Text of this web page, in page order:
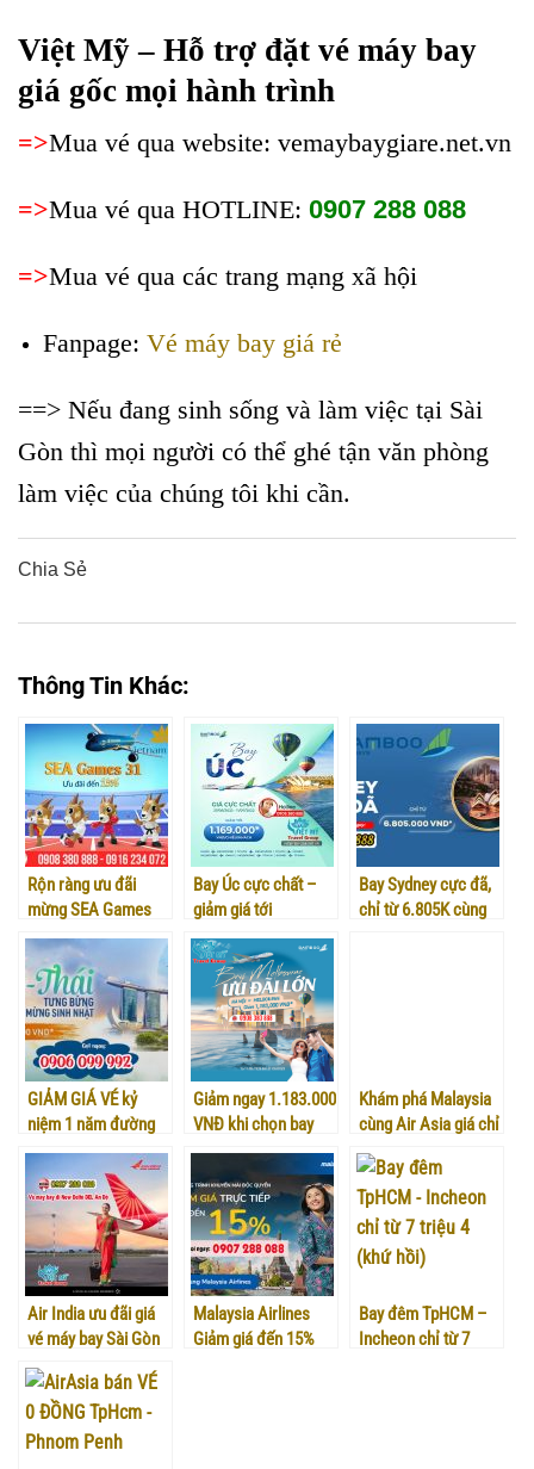
Việt Mỹ – Hỗ trợ đặt vé máy bay
giá gốc mọi hành trình
=>Mua vé qua website: vemaybaygiare.net.vn
=>Mua vé qua HOTLINE: 0907 288 088
=>Mua vé qua các trang mạng xã hội
Fanpage: Vé máy bay giá rẻ
==> Nếu đang sinh sống và làm việc tại Sài
Gòn thì mọi người có thể ghé tận văn phòng
làm việc của chúng tôi khi cần.
Chia Sẻ
Thông Tin Khác:
Rộn ràng ưu đãi
mừng SEA Games
31 hãng Vietnam
Airlines
Bay Úc cực chất –
giảm giá tới
1.169.000đ/lượt
Bay Sydney cực đã,
chỉ từ 6.805K cùng
GIẢM GIÁ VÉ kỷ
niệm 1 năm đường
bay Việt –
Thái/Singapore
Giảm ngay 1.183.000
VNĐ khi chọn bay
Melbourne hãng
Bamboo Airways
Khám phá Malaysia
cùng Air Asia giá chỉ
từ 949K
Air India ưu đãi giá
vé máy bay Sài Gòn
– New Delhi
Malaysia Airlines
Giảm giá đến 15%
Bay đêm TpHCM –
Incheon chỉ từ 7